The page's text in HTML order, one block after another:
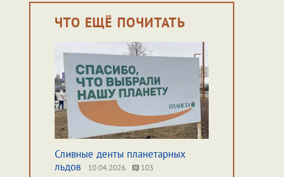
ЧТО ЕЩЁ ПОЧИТАТЬ
Сливные денты планетарных
льдов
10.04.2026 103